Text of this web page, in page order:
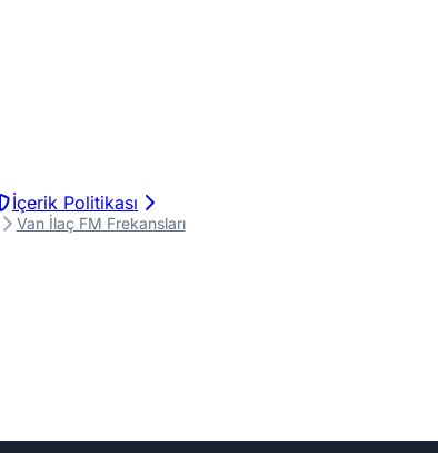
İçerik Politikası
Van İlaç FM Frekansları